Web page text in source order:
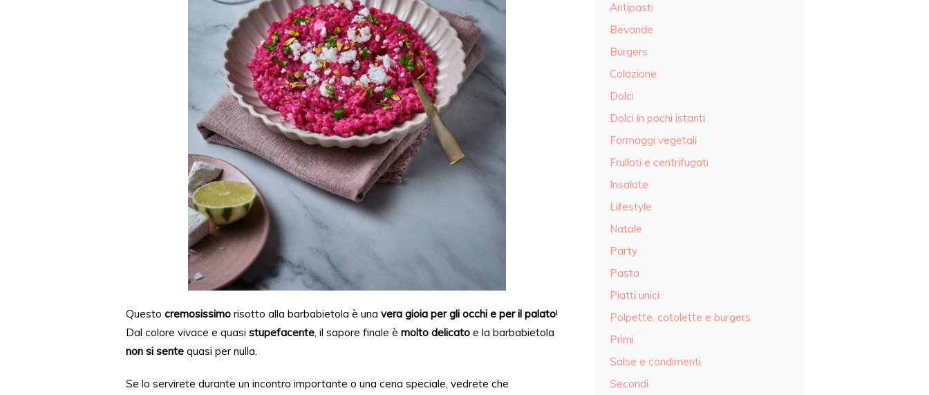
Questo cremosissimo risotto alla barbabietola è una vera gioia per gli occhi e per il palato!
Dal colore vivace e quasi stupefacente, il sapore finale è molto delicato e la barbabietola
non si sente quasi per nulla.
Se lo servirete durante un incontro importante o una cena speciale, vedrete che
Antipasti
Bevande
Burgers
Colazione
Dolci
Dolci in pochi istanti
Formaggi vegetali
Frullati e centrifugati
Insalate
Lifestyle
Natale
Party
Pasta
Piatti unici
Polpette, cotolette e burgers
Primi
Salse e condimenti
Secondi